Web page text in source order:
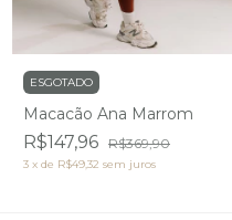
ESGOTADO
Macacão Ana Marrom
R$147,96 R$369,90
3 x de R$49,32 sem juros